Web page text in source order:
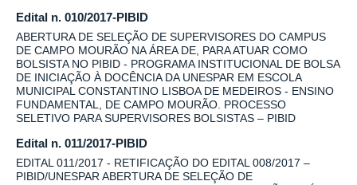
Edital n. 010/2017-PIBID
ABERTURA DE SELEÇÃO DE SUPERVISORES DO CAMPUS
DE CAMPO MOURÃO NA ÁREA DE, PARA ATUAR COMO
BOLSISTA NO PIBID - PROGRAMA INSTITUCIONAL DE BOLSA
DE INICIAÇÃO À DOCÊNCIA DA UNESPAR EM ESCOLA
MUNICIPAL CONSTANTINO LISBOA DE MEDEIROS - ENSINO
FUNDAMENTAL, DE CAMPO MOURÃO. PROCESSO
SELETIVO PARA SUPERVISORES BOLSISTAS – PIBID
Edital n. 011/2017-PIBID
EDITAL 011/2017 - RETIFICAÇÃO DO EDITAL 008/2017 –
PIBID/UNESPAR ABERTURA DE SELEÇÃO DE